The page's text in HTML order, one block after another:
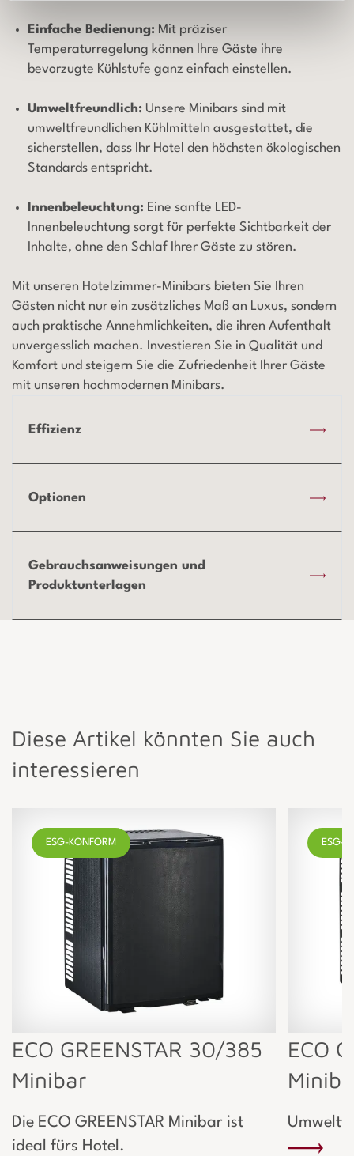
Einfache Bedienung: Mit präziser
Temperaturregelung können Ihre Gäste ihre
bevorzugte Kühlstufe ganz einfach einstellen.
Umweltfreundlich: Unsere Minibars sind mit
umweltfreundlichen Kühlmitteln ausgestattet, die
sicherstellen, dass Ihr Hotel den höchsten ökologischen
Standards entspricht.
Innenbeleuchtung: Eine sanfte LED-
Innenbeleuchtung sorgt für perfekte Sichtbarkeit der
Inhalte, ohne den Schlaf Ihrer Gäste zu stören.
Mit unseren Hotelzimmer-Minibars bieten Sie Ihren
Gästen nicht nur ein zusätzliches Maß an Luxus, sondern
auch praktische Annehmlichkeiten, die ihren Aufenthalt
unvergesslich machen. Investieren Sie in Qualität und
Komfort und steigern Sie die Zufriedenheit Ihrer Gäste
mit unseren hochmodernen Minibars.
Effizienz
Optionen
Gebrauchsanweisungen und
Produktunterlagen
Diese Artikel könnten Sie auch
interessieren
ESG-KONFORM
ECO GREENSTAR 30/385
Minibar
Die ECO GREENSTAR Minibar ist
ideal fürs Hotel.
ESG-
ECO